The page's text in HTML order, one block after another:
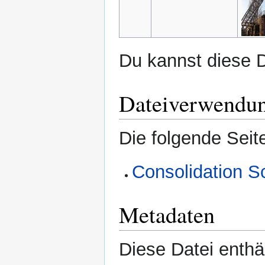
Du kannst diese
Die folgende
Consolidation
Metadaten
Diese Datei